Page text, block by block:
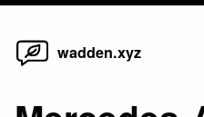
Skip
wadden.xyz